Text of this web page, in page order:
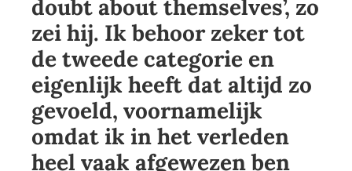
doubt about themselves’, zo
zei hij. Ik behoor zeker tot
de tweede categorie en
eigenlijk heeft dat altijd zo
gevoeld, voornamelijk
omdat ik in het verleden
heel vaak afgewezen ben